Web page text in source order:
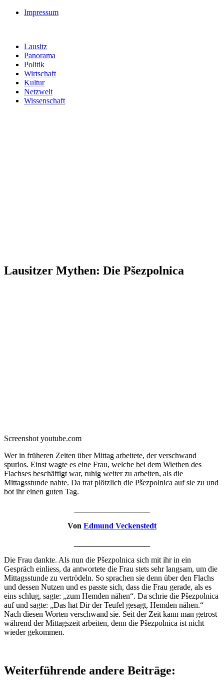
Impressum
Lausitz
Panorama
Politik
Wirtschaft
Kultur
Netzwelt
Wissenschaft
Lausitzer Mythen: Die Pšezpolnica
Screenshot youtube.com
Wer in früheren Zeiten über Mittag arbeitete, der verschwand
spurlos. Einst wagte es eine Frau, welche bei dem Wiethen des
Flachses beschäftigt war, ruhig weiter zu arbeiten, als die
Mittagsstunde nahte. Da trat plötzlich die Pšezpolnica auf sie zu und
bot ihr einen guten Tag.
Von Edmund Veckenstedt
Die Frau dankte. Als nun die Pšezpolnica sich mit ihr in ein
Gespräch einliess, da antwortete die Frau stets sehr langsam, um die
Mittagsstunde zu vertrödeln. So sprachen sie denn über den Flachs
und dessen Nutzen und es passte sich, dass die Frau gerade, als es
eins schlug, sagte: „zum Hemden nähen“. Da schrie die Pšezpolnica
auf und sagte: „Das hat Dir der Teufel gesagt, Hemden nähen.“
Nach diesen Worten verschwand sie. Seit der Zeit kann man getrost
während der Mittagszeit arbeiten, denn die Pšezpolnica ist nicht
wieder gekommen.
Weiterführende andere Beiträge: